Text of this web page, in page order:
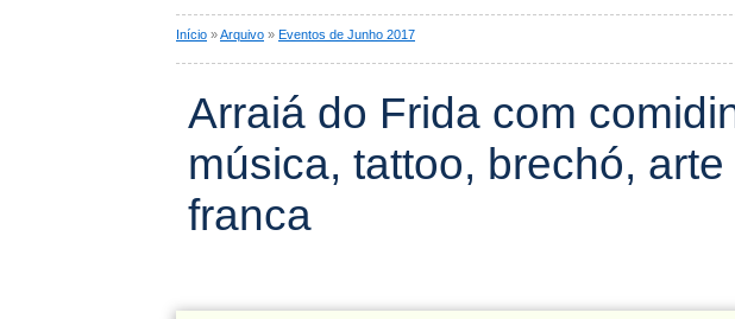
Início »Arquivo » Eventos de Junho 2017
Arraiá do Frida com
música, tattoo, brechó,
franca